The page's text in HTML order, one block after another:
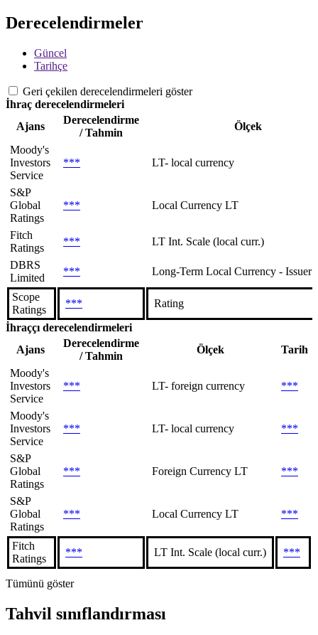
Derecelendirmeler
Güncel
Tarihçe
Geri çekilen derecelendirmeleri göster
İhraç derecelendirmeleri
Ajans
Derecelendirme
/ Tahmin
Ölçek
Moody's
Investors
Service
*** LT- local currency
S&P
Global
Ratings
*** Local Currency LT
Fitch
Ratings
***
LT Int. Scale (local curr.)
DBRS
Limited
*** Long-Term Local Currency - Issuer
Scope
Ratings
***
Rating
İhraççı derecelendirmeleri
Ajans
Derecelendirme
/ Tahmin
Ölçek
Tarih
Moody's
Investors
Service
*** LT- foreign currency ***
Moody's
Investors
Service
*** LT- local currency ***
S&P
Global
Ratings
*** Foreign Currency LT ***
S&P
Global
Ratings
*** Local Currency LT ***
Fitch
Ratings
*** LT Int. Scale (local curr.) ***
Tümünü göster
Tahvil sınıflandırması